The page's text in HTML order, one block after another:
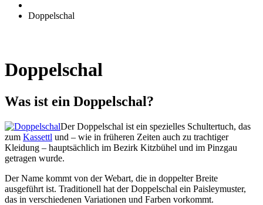
Doppelschal
Doppelschal
Was ist ein Doppelschal?
Der Doppelschal ist ein spezielles Schultertuch, das
zum Kassettl und – wie in früheren Zeiten auch zu trachtiger
Kleidung – hauptsächlich im Bezirk Kitzbühel und im Pinzgau
getragen wurde.
Der Name kommt von der Webart, die in doppelter Breite
ausgeführt ist. Traditionell hat der Doppelschal ein Paisleymuster,
das in verschiedenen Variationen und Farben vorkommt.